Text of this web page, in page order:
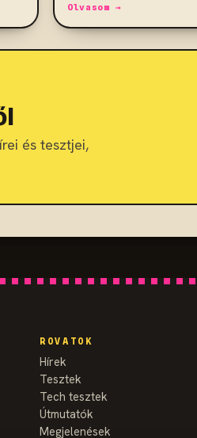
Olvasom →
és tesztjei,
ROVATOK
Hírek
Tesztek
Tech tesztek
Útmutatók
Megjelenések